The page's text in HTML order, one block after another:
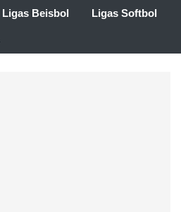
Ligas Beisbol Ligas Softbol